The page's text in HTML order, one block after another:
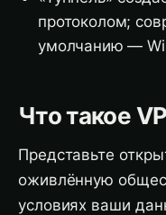
протоколом;
умолчанию —
Что такое
Представьте
оживлённую
условиях ваши